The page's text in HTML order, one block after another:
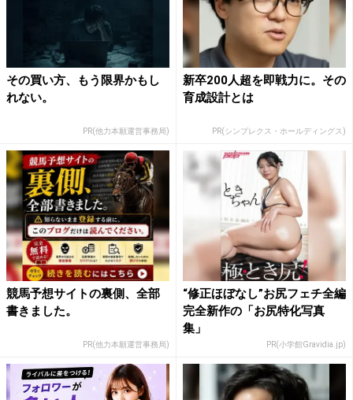
その買い方、もう限界かもし
れない。
PR(他力本願運営事務局)
新卒200人超を即戦力に。その
育成設計とは
PR(シンプレクス・ホールディングス)
競馬予想サイトの裏側、全部
書きました。
PR(他力本願運営事務局)
“修正ほぼなし”お尻フェチ全編
完全新作の「お尻特化写真
集」
PR(小学館Gravidia.jp)